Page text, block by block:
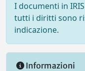
I documenti in
tutti i diritti sono
indicazione.
Informazioni